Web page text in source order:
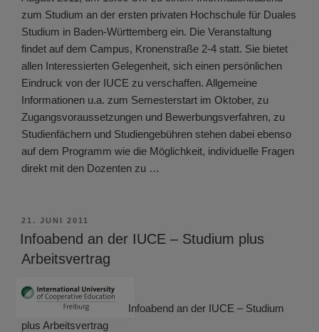
zum Studium an der ersten privaten Hochschule für Duales
Studium in Baden-Württemberg ein. Die Veranstaltung
findet auf dem Campus, Kronenstraße 2-4 statt. Sie bietet
allen Interessierten Gelegenheit, sich einen persönlichen
Eindruck von der IUCE zu verschaffen. Allgemeine
Informationen u.a. zum Semesterstart im Oktober, zu
Zugangsvoraussetzungen und Bewerbungsverfahren, zu
Studienfächern und Studiengebühren stehen dabei ebenso
auf dem Programm wie die Möglichkeit, individuelle Fragen
direkt mit den Dozenten zu …
VERÖFFENTLICHT
AM
21. JUNI 2011
Infoabend an der IUCE – Studium plus
Arbeitsvertrag
Infoabend an der IUCE – Studium
plus Arbeitsvertrag